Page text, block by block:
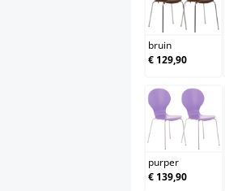
bruin
bruin
€ 129,90
purper
purper
€ 139,90